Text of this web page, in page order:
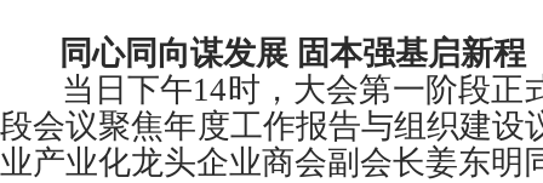
同心同向谋发展 固本强基启新程
当日下午14时，大会第一阶段正
段会议聚焦年度工作报告与组织建设
业产业化龙头企业商会副会长姜东明